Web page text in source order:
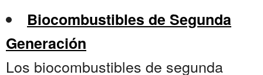
Biocombustibles de Segunda
Generación
Los biocombustibles de segunda